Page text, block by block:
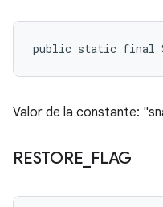
public static final
Valor de la constante:
RESTORE FLAG